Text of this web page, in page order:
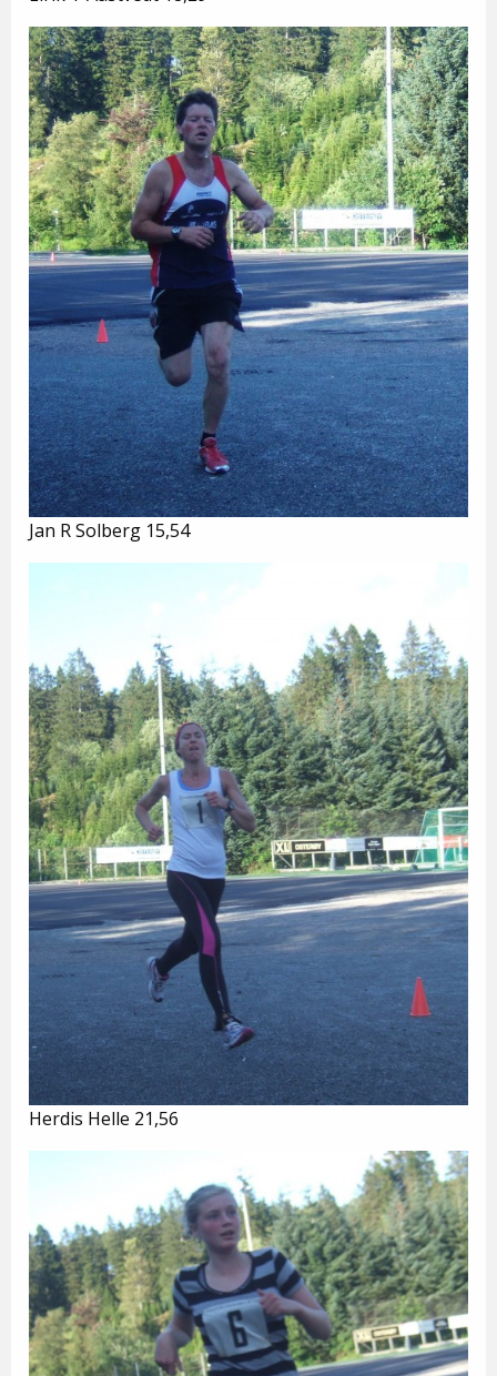
Jan R Solberg 15,54
Herdis Helle 21,56